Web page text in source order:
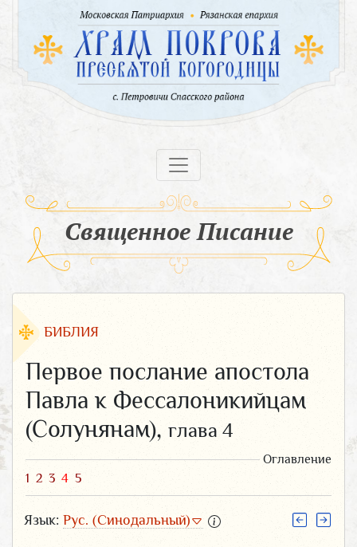
Священное Писание
БИБЛИЯ
Первое послание апостола
Павла к Фессалоникийцам
(Солунянам), глава 4
Оглавление
1 2 3 4 5
Язык: Рус. (Синодальный)